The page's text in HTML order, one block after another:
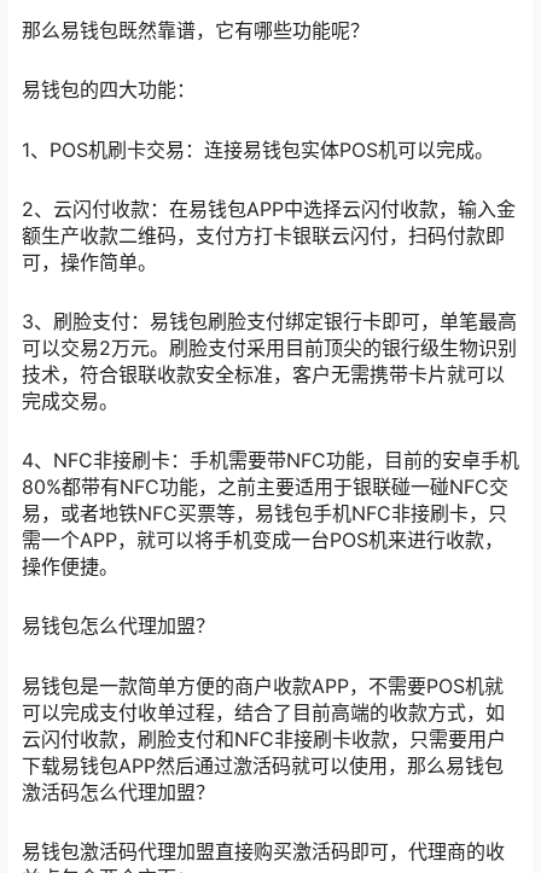
那么易钱包既然靠谱，它有哪些功能呢？
易钱包的四大功能：
1、POS机刷卡交易：连接易钱包实体POS机可以完成。
2、云闪付收款：在易钱包APP中选择云闪付收款，输入金
额生产收款二维码，支付方打卡银联云闪付，扫码付款即
可，操作简单。
3、刷脸支付：易钱包刷脸支付绑定银行卡即可，单笔最高
可以交易2万元。刷脸支付采用目前顶尖的银行级生物识别
技术，符合银联收款安全标准，客户无需携带卡片就可以
完成交易。
4、NFC非接刷卡：手机需要带NFC功能，目前的安卓手机
80%都带有NFC功能，之前主要适用于银联碰一碰NFC交
易，或者地铁NFC买票等，易钱包手机NFC非接刷卡，只
需一个APP，就可以将手机变成一台POS机来进行收款，
操作便捷。
易钱包怎么代理加盟？
易钱包是一款简单方便的商户收款APP，不需要POS机就
可以完成支付收单过程，结合了目前高端的收款方式，如
云闪付收款，刷脸支付和NFC非接刷卡收款，只需要用户
下载易钱包APP然后通过激活码就可以使用，那么易钱包
激活码怎么代理加盟？
易钱包激活码代理加盟直接购买激活码即可，代理商的收